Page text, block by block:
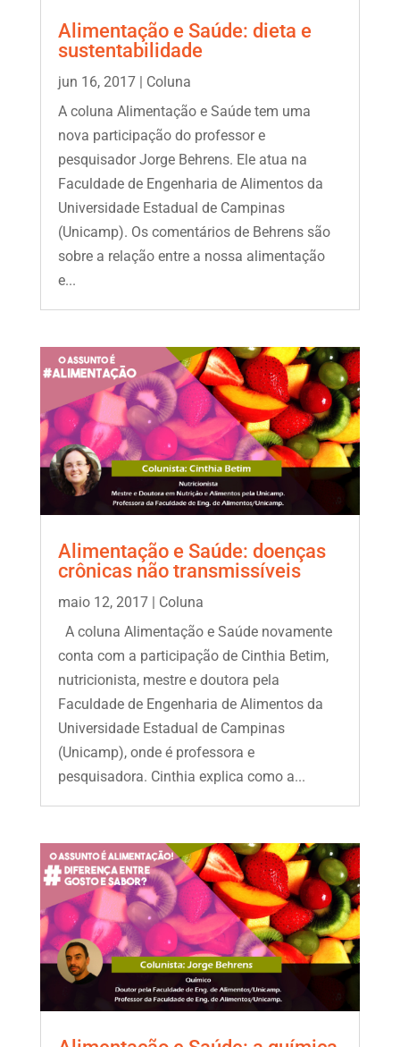
Alimentação e Saúde: dieta e
sustentabilidade
jun 16, 2017| Coluna
A coluna Alimentação e Saúde tem uma
nova participação do professor e
pesquisador Jorge Behrens. Ele atua na
Faculdade de Engenharia de Alimentos da
Universidade Estadual de Campinas
(Unicamp). Os comentários de Behrens são
sobre a relação entre a nossa alimentação
e...
Alimentação e Saúde: doenças
crônicas não transmissíveis
maio 12, 2017| Coluna
A coluna Alimentação e Saúde novamente
conta com a participação de Cinthia Betim,
nutricionista, mestre e doutora pela
Faculdade de Engenharia de Alimentos da
Universidade Estadual de Campinas
(Unicamp), onde é professora e
pesquisadora. Cinthia explica como a...